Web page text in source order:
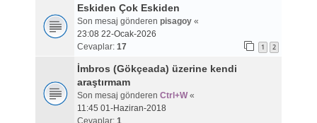
Eskiden Çok Eskiden
Son mesaj gönderen pisagoy«
23:08 22-Ocak-2026
Cevaplar: 17 1 2
İmbros (Gökçeada) üzerine kendi
araştırmam
Son mesaj gönderen Ctrl+W«
11:45 01-Haziran-2018
Cevaplar: 1